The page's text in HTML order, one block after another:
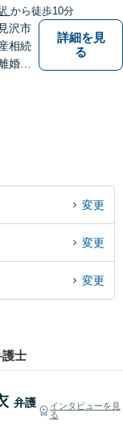
から徒歩10分
沢市
相続
婚／
詳細を見
る
変更
変更
変更
士
弁護
インタビューを見
る